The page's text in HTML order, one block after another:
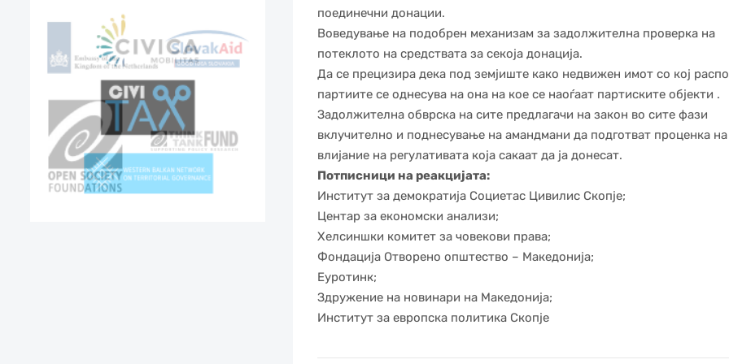
поединечни донации.
Воведување на подобрен механизам за задолжителна проверка на
потеклото на средствата за секоја донација.
Да се прецизира дека под земјиште како недвижен имот со кој
партиите се однесува на она на кое се наоѓаат партиските објекти .
Задолжителна обврска на сите предлагачи на закон во сите фази
вклучително и поднесување на амандмани да подготват проценка на
влијание на регулативата која сакаат да ја донесат.
Потписници на реакцијата:
Институт за демократија Социетас Цивилис Скопје;
Центар за економски анализи;
Хелсиншки комитет за човекови права;
Фондација Отворено општество – Македонија;
Еуротинк;
Здружение на новинари на Македонија;
Институт за европска политика Скопје